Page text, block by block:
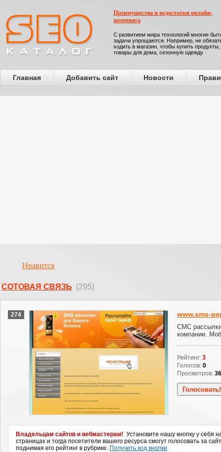
Преимущества и недостатки онлайн-
шоппинга
С развитием мира технологий многие
задачи упрощаются. Например, не
ходить в магазин, чтобы купить продукты,
товары для дома, сезонную одежду
Главная Добавить сайт Новости
Нравится
СОТОВАЯ СВЯЗЬ (295)
274 www.sms-
СМС
компании.
Рейтинг: 3
Голосов: 0
Просмотров:
Владельцам сайтов и вебмастерам! Установите нашу кнопку у себя
страницах и тогда посетители вашего ресурса смогут голосовать за
поднимая его рейтинг в рубрике. Получить код кнопки